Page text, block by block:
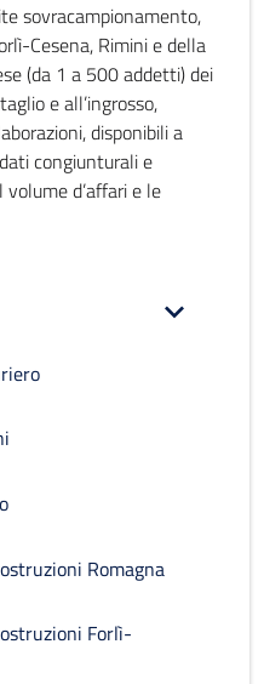
sovracampionamento,
Cesena, Rimini e della
(da 1 a 500 addetti) dei
e all’ingrosso,
disponibili a
congiunturali e
d’affari e le
Romagna
Forlì-